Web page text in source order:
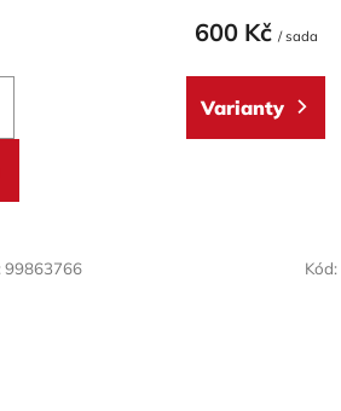
600 Kč / sada
Varianty
99863766 Kód: